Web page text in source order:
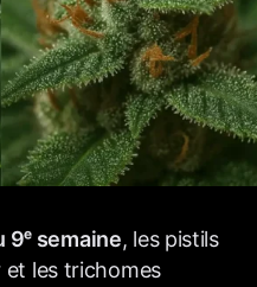
9ᵉ semaine, les pistils
les trichomes